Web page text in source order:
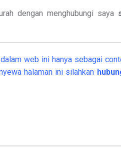
dengan menghubungi saya
web ini hanya sebagai
halaman ini silahkan